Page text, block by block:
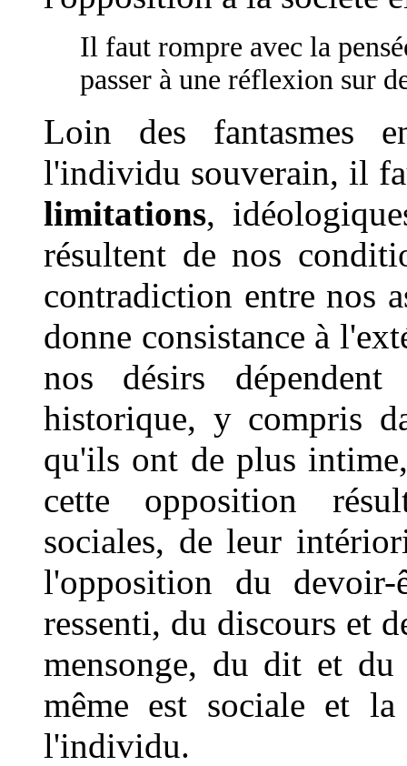
Il faut rompre avec la
passer à une réflexion sur
Loin des fantasmes
l'individu souverain, il
limitations,
résultent de nos
contradiction entre nos
donne consistance à
nos désirs
historique, y compris
qu'ils ont de plus
cette opposition
sociales, de leur
l'opposition du
ressenti, du discours et
mensonge, du dit et
même est sociale et
l'individu.